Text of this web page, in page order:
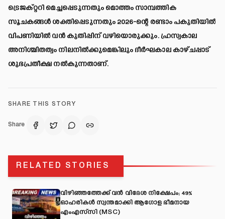
ട്രെജക്റ്ററി മെച്ചപ്പെടുന്നതും മൊത്തം സാമ്പത്തിക
സൂചകങ്ങൾ ശക്തിപ്പെടുന്നതും 2026-ന്റെ രണ്ടാം പകുതിയിൽ
വിപണിയിൽ വൻ കുതിപ്പിന് വഴിയൊരുക്കും. ഹ്രസ്വകാല
അനിശ്ചിതത്വം നിലനിൽക്കുമെങ്കിലും ദീർഘകാല കാഴ്ചപ്പാട്
ശുഭപ്രതീക്ഷ നൽകുന്നതാണ്.
SHARE THIS STORY
Share
RELATED STORIES
വിഴിഞ്ഞത്തേക്ക് വൻ വിദേശ നിക്ഷേപം; 49%
ഓഹരികൾ സ്വന്തമാക്കി ആഗോള ഭീമനായ
എംഎസ്‌സി (MSC)